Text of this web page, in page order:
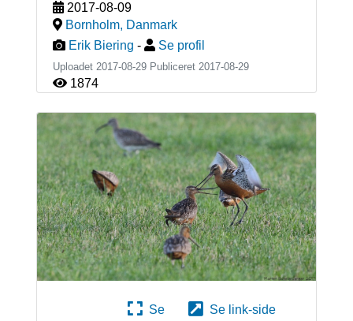
2017-08-09
Bornholm, Danmark
Erik Biering - Se profil
Uploadet 2017-08-29 Publiceret 2017-08-29
1874
Se
Se link-side